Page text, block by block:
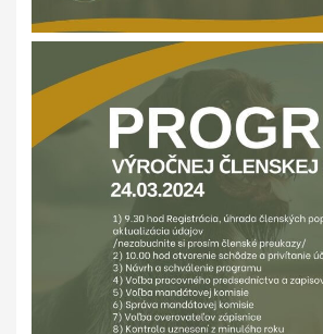
VÝSTAVY
VÝCVIKOVÉ DNI 2025
KYNOLOGICKÝ KALENDÁR